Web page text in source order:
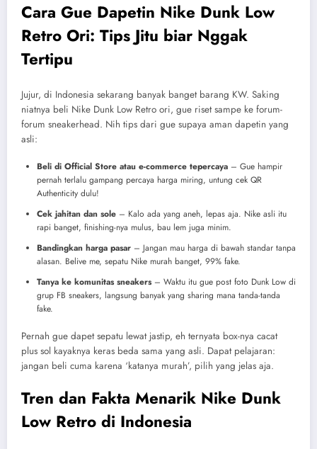
Cara Gue Dapetin Nike Dunk Low
Retro Ori: Tips Jitu biar Nggak
Tertipu
Jujur, di Indonesia sekarang banyak banget barang KW. Saking
niatnya beli Nike Dunk Low Retro ori, gue riset sampe ke forum-
forum sneakerhead. Nih tips dari gue supaya aman dapetin yang
asli:
Beli di Official Store atau e-commerce tepercaya – Gue hampir
pernah terlalu gampang percaya harga miring, untung cek QR
Authenticity dulu!
Cek jahitan dan sole – Kalo ada yang aneh, lepas aja. Nike asli itu
rapi banget, finishing-nya mulus, bau lem juga minim.
Bandingkan harga pasar – Jangan mau harga di bawah standar tanpa
alasan. Belive me, sepatu Nike murah banget, 99% fake.
Tanya ke komunitas sneakers– Waktu itu gue post foto Dunk Low di
grup FB sneakers, langsung banyak yang sharing mana tanda-tanda
fake.
Pernah gue dapet sepatu lewat jastip, eh ternyata box-nya cacat
plus sol kayaknya keras beda sama yang asli. Dapat pelajaran:
jangan beli cuma karena ‘katanya murah’, pilih yang jelas aja.
Tren dan Fakta Menarik Nike Dunk
Low Retro di Indonesia